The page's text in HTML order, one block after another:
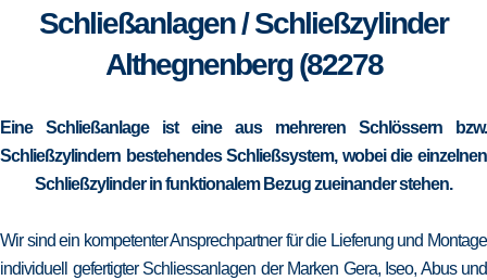
Schließanlagen / Schließzylinder
Althegnenberg (82278
Eine Schließanlage ist eine aus mehreren Schlössern bzw.
Schließzylindern bestehendes Schließsystem, wobei die einzelnen
Schließzylinder in funktionalem Bezug zueinander stehen.
Wir sind ein kompetenter Ansprechpartner für die Lieferung und Montage
individuell gefertigter Schliessanlagen der Marken Gera, Iseo, Abus und